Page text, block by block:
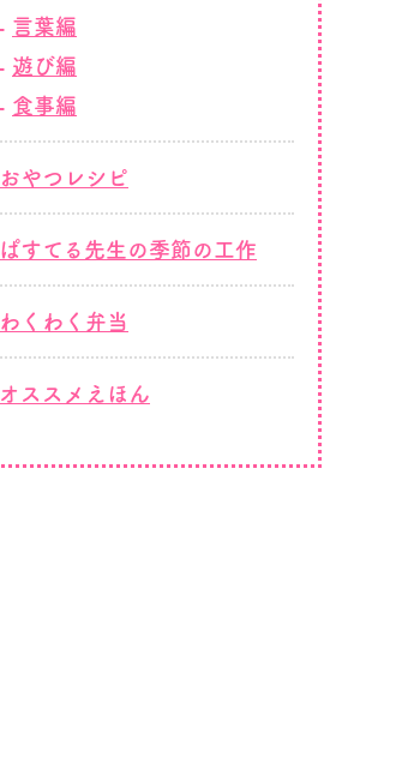
言葉編
遊び編
食事編
おやつレシピ
ぱすてる先生の季節の工作
わくわく弁当
オススメえほん